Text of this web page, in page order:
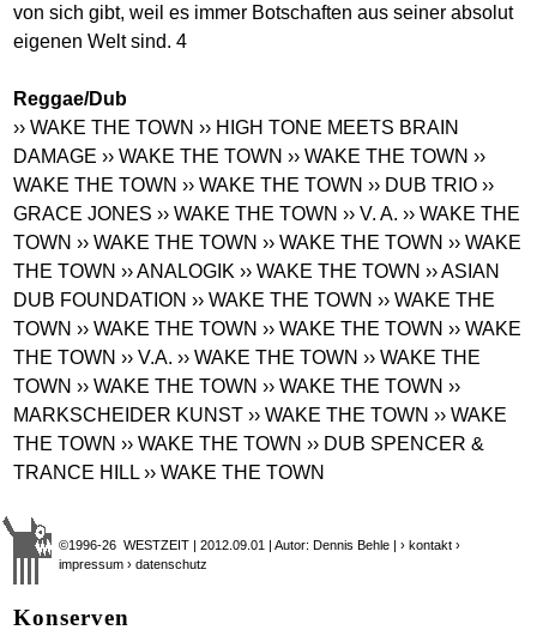
von sich gibt, weil es immer Botschaften aus seiner absolut
eigenen Welt sind. 4
Reggae/Dub
›› WAKE THE TOWN ›› HIGH TONE MEETS BRAIN
DAMAGE ›› WAKE THE TOWN ›› WAKE THE TOWN ››
WAKE THE TOWN ›› WAKE THE TOWN ›› DUB TRIO ››
GRACE JONES ›› WAKE THE TOWN ›› V. A. ›› WAKE THE
TOWN ›› WAKE THE TOWN ›› WAKE THE TOWN ›› WAKE
THE TOWN ›› ANALOGIK ›› WAKE THE TOWN ›› ASIAN
DUB FOUNDATION ›› WAKE THE TOWN ›› WAKE THE
TOWN ›› WAKE THE TOWN ›› WAKE THE TOWN ›› WAKE
THE TOWN ›› V.A. ›› WAKE THE TOWN ›› WAKE THE
TOWN ›› WAKE THE TOWN ›› WAKE THE TOWN ››
MARKSCHEIDER KUNST ›› WAKE THE TOWN ›› WAKE
THE TOWN ›› WAKE THE TOWN ›› DUB SPENCER &
TRANCE HILL ›› WAKE THE TOWN
©1996-26 WESTZEIT | 2012.09.01 | Autor: Dennis Behle |› kontakt ›
impressum › datenschutz
Konserven